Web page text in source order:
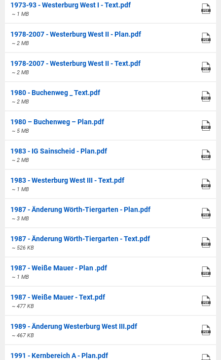
1973-93 - Westerburg West I - Text.pdf
~ 1 MB
1978-2007 - Westerburg West II - Plan.pdf
~ 2 MB
1978-2007 - Westerburg West II - Text.pdf
~ 2 MB
1980 - Buchenweg _ Text.pdf
~ 2 MB
1980 – Buchenweg – Plan.pdf
~ 5 MB
1983 - IG Sainscheid - Plan.pdf
~ 2 MB
1983 - Westerburg West III - Text.pdf
~ 1 MB
1987 - Änderung Wörth-Tiergarten - Plan.pdf
~ 3 MB
1987 - Änderung Wörth-Tiergarten - Text.pdf
~ 526 KB
1987 - Weiße Mauer - Plan .pdf
~ 1 MB
1987 - Weiße Mauer - Text.pdf
~ 477 KB
1989 - Änderung Westerburg West III.pdf
~ 467 KB
1991 - Kernbereich A - Plan.pdf